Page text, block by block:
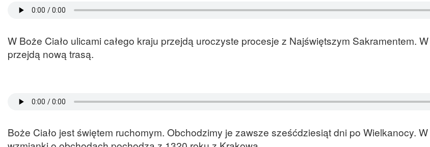
W Boże Ciało ulicami całego kraju przejdą uroczyste procesje z Najświętszym Sakramentem.
przejdą nową trasą.
Boże Ciało jest świętem ruchomym. Obchodzimy je zawsze sześćdziesiąt dni po Wielkanocy.